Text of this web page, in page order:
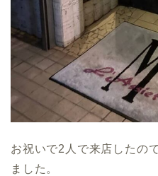
お祝いで2人で来店したの
ました。